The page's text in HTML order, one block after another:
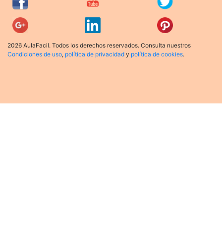
2026 AulaFacil. Todos los derechos reservados. Consulta nuestros
Condiciones de uso, política de privacidad y política de cookies.